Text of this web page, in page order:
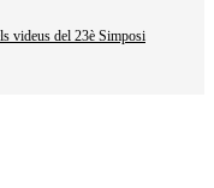
videus del 23è Simposi